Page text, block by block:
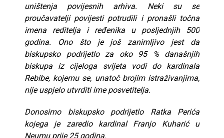
uništenja povijesnih arhiva. Neki su se
proučavatelji povijesti potrudili i pronašli točna
imena reditelja i ređenika u posljednjih 500
godina. Ono što je još zanimljivo jest da
biskupsko podrijetlo za oko 95 % današnjih
biskupa iz cijeloga svijeta vodi do kardinala
Rebibe, kojemu se, unatoč brojim istraživanjima,
nije uspjelo utvrditi ime posvetitelja.
Donosimo biskupsko podrijetlo Ratka Perića
kojega je zaredio kardinal Franjo Kuharić u
Neumu prije 25 godina.